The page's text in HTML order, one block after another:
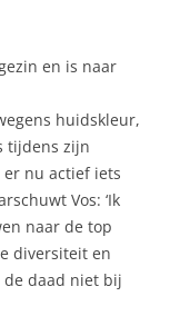
en is naar
huidskleur,
tijdens zijn
nu actief iets
Vos: ‘Ik
naar de top
diversiteit en
de daad niet bij